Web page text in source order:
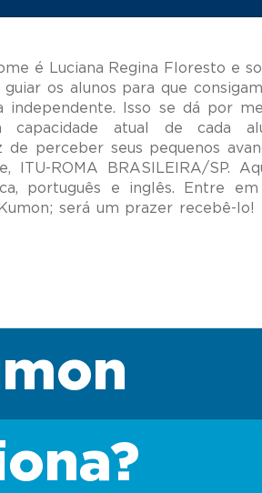
é Luciana Regina Floresto e
os alunos para que
independente. Isso se dá por
à capacidade atual de cada
de perceber seus pequenos
ITU-ROMA BRASILEIRA/SP.
português e inglês. Entre
será um prazer recebê-lo!